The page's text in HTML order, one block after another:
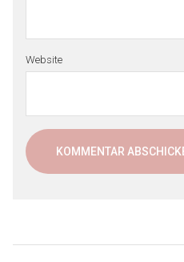
Website